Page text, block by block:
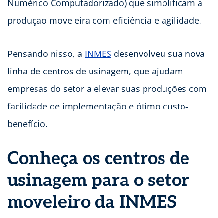
Numérico Computadorizado) que simplificam a
produção moveleira com eficiência e agilidade.
Pensando nisso, a INMES desenvolveu sua nova
linha de centros de usinagem, que ajudam
empresas do setor a elevar suas produções com
facilidade de implementação e ótimo custo-
benefício.
Conheça os centros de
usinagem para o setor
moveleiro da INMES